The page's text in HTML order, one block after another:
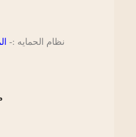
نظام الحمايه :-